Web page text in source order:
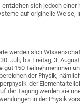
sich jedoch einer
auf originelle
werden sich
Juli, bis Freitag, 3.
gut 150 Teilnehmerinnen
der Physik,
der
der Tagung werden sie
in der Physik